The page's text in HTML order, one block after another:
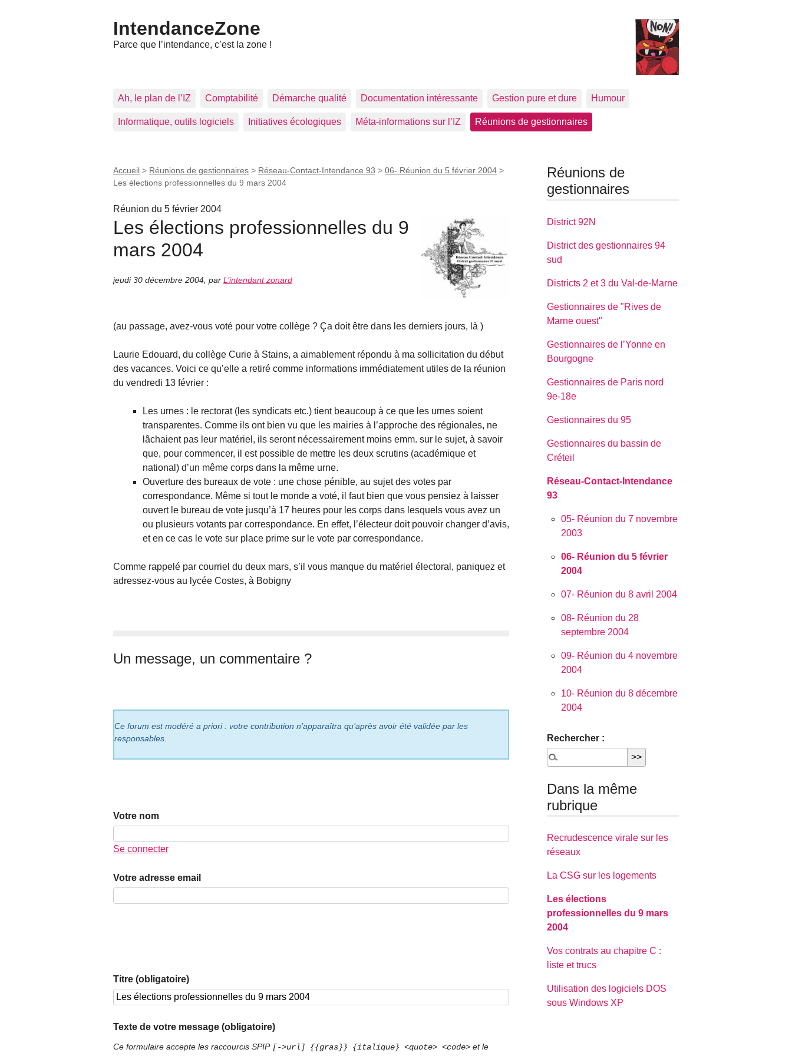
IntendanceZone
Parce que l’intendance, c’est la zone !
Ah, le plan de l’IZ Comptabilité Démarche qualité Documentation intéressante Gestion pure et dure Humour
Informatique, outils logiciels Initiatives écologiques Méta-informations sur l’IZ Réunions de gestionnaires
Accueil > Réunions de gestionnaires > Réseau-Contact-Intendance 93 > 06- Réunion du 5 février 2004 >
Les élections professionnelles du 9 mars 2004
Réunion du 5 février 2004
Les élections professionnelles du 9
mars 2004
jeudi 30 décembre 2004 par L’intendant zonard
(au passage, avez-vous voté pour votre collège ? Ça doit être dans les derniers jours, là )
Laurie Edouard, du collège Curie à Stains, a aimablement répondu à ma sollicitation du début
des vacances. Voici ce qu’elle a retiré comme informations immédiatement utiles de la réunion
du vendredi 13 février :
Les urnes : le rectorat (les syndicats etc.) tient beaucoup à ce que les urnes soient
transparentes. Comme ils ont bien vu que les mairies à l’approche des régionales, ne
lâchaient pas leur matériel, ils seront nécessairement moins emm. sur le sujet, à savoir
que, pour commencer, il est possible de mettre les deux scrutins (académique et
national) d’un même corps dans la même urne.
Ouverture des bureaux de vote : une chose pénible, au sujet des votes par
correspondance. Même si tout le monde a voté, il faut bien que vous pensiez à laisser
ouvert le bureau de vote jusqu’à 17 heures pour les corps dans lesquels vous avez un
ou plusieurs votants par correspondance. En effet, l’électeur doit pouvoir changer d’avis,
et en ce cas le vote sur place prime sur le vote par correspondance.
Comme rappelé par courriel du deux mars, s’il vous manque du matériel électoral, paniquez et
adressez-vous au lycée Costes, à Bobigny
Un message, un commentaire ?
Ce forum est modéré a priori : votre contribution n’apparaîtra qu’après avoir été validée par les
responsables.
Votre nom
Se connecter
Votre adresse email
Titre (obligatoire)
Texte de votre message (obligatoire)
Ce formulaire accepte les raccourcis SPIP [->url] {{gras}} {italique} <quote> <code> et le
Réunions de
gestionnaires
District 92N
District des gestionnaires 94
sud
Districts 2 et 3 du Val-de-Marne
Gestionnaires de "Rives de
Marne ouest"
Gestionnaires de l’Yonne en
Bourgogne
Gestionnaires de Paris nord
9e-18e
Gestionnaires du 95
Gestionnaires du bassin de
Créteil
Réseau-Contact-Intendance
93
05- Réunion du 7 novembre
2003
06- Réunion du 5 février
2004
07- Réunion du 8 avril 2004
08- Réunion du 28
septembre 2004
09- Réunion du 4 novembre
2004
10- Réunion du 8 décembre
2004
Rechercher :
Dans la même
rubrique
Recrudescence virale sur les
réseaux
La CSG sur les logements
Les élections
professionnelles du 9 mars
2004
Vos contrats au chapitre C :
liste et trucs
Utilisation des logiciels DOS
sous Windows XP